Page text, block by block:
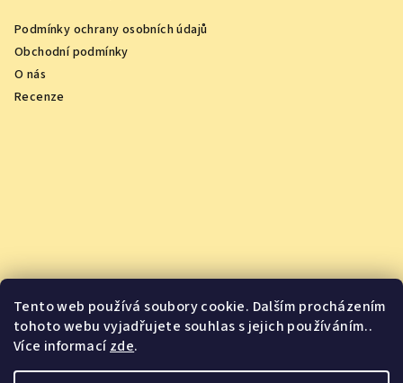
Tento web používá soubory cookie. Dalším procházením
tohoto webu vyjadřujete souhlas s jejich používáním..
Více informacízde.
Podmínky ochrany osobních údajů
Obchodní podmínky
O nás
Recenze